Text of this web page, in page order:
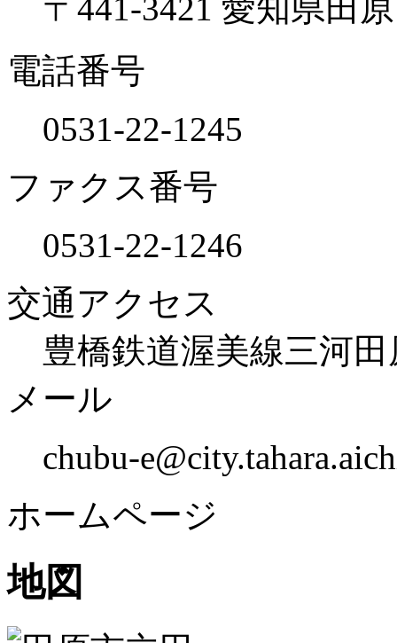
〒441-3421 愛知県田
電話番号
0531-22-1245
ファクス番号
0531-22-1246
交通アクセス
豊橋鉄道渥美線三河
メール
chubu-
ホームページ
地図